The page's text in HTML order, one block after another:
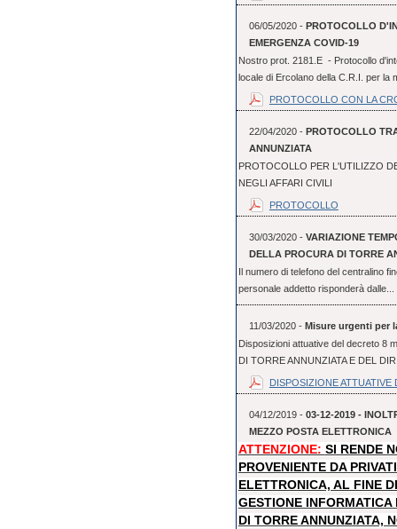
06/05/2020 - PROTOCOLLO
EMERGENZA COVID-19
Nostro prot. 2181.E - Protocollo
locale di Ercolano della C.R.I. per la
PROTOCOLLO CON LA
22/04/2020 - PROTOCOLLO
ANNUNZIATA
PROTOCOLLO PER L'UTILIZZO
NEGLI AFFARI CIVILI
PROTOCOLLO
30/03/2020 - VARIAZIONE
DELLA PROCURA DI TORRE
Il numero di telefono del centralino
personale addetto risponderà
11/03/2020 - Misure urgenti per
Disposizioni attuative del decreto 8
DI TORRE ANNUNZIATA E DEL
DISPOSIZIONE ATTUATIVE
04/12/2019 - 03-12-2019 -
MEZZO POSTA ELETTRONICA
ATTENZIONE: SI RENDE
PROVENIENTE DA
ELETTRONICA, AL FINE
GESTIONE
DI TORRE ANNUNZIATA,